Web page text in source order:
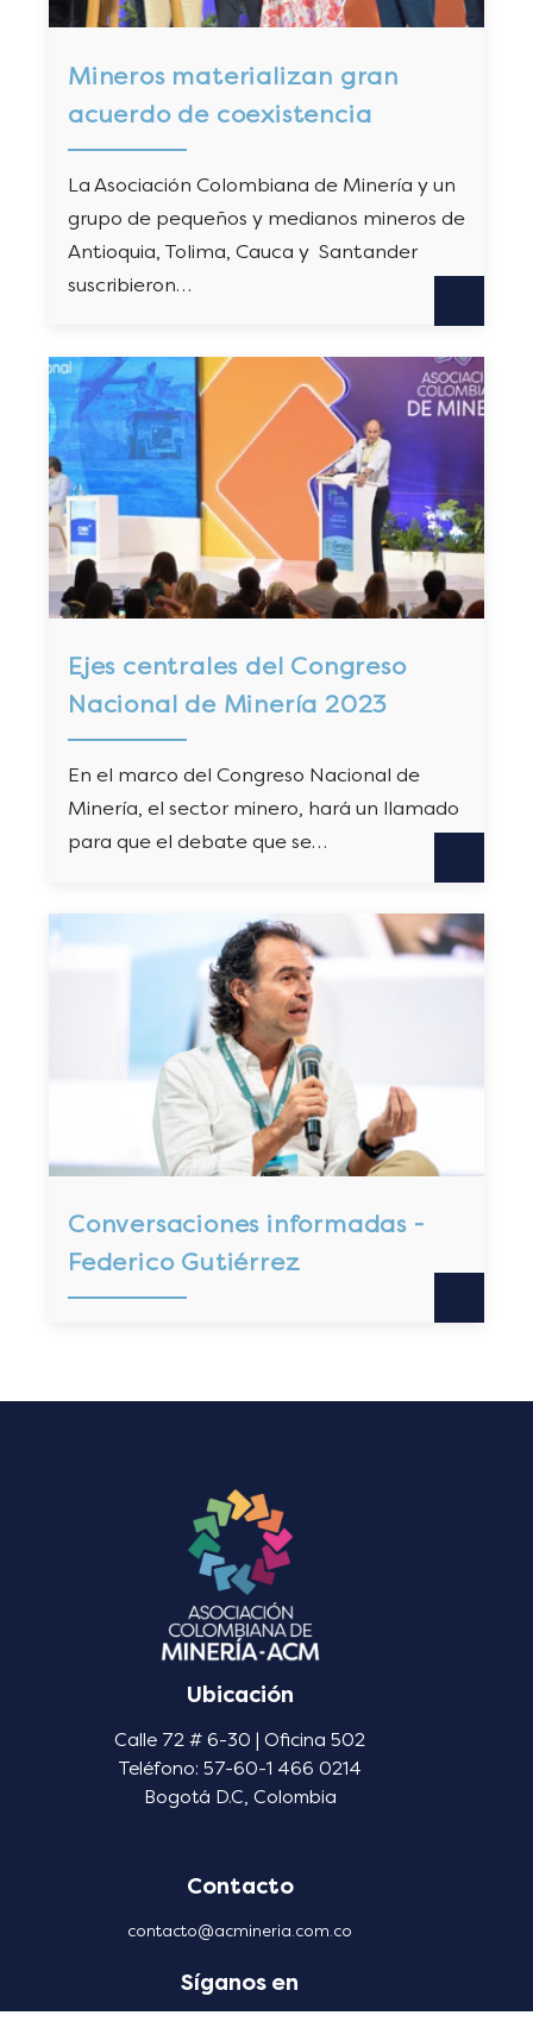
Mineros materializan gran
acuerdo de coexistencia
La Asociación Colombiana de Minería y un
grupo de pequeños y medianos mineros de
Antioquia, Tolima, Cauca y Santander
suscribieron…
Ejes centrales del Congreso
Nacional de Minería 2023
En el marco del Congreso Nacional de
Minería, el sector minero, hará un llamado
para que el debate que se…
Conversaciones informadas -
Federico Gutiérrez
Ubicación
Calle 72 # 6-30 | Oficina 502
Teléfono: 57-60-1 466 0214
Bogotá D.C, Colombia
Contacto
contacto@acmineria.com.co
Síganos en